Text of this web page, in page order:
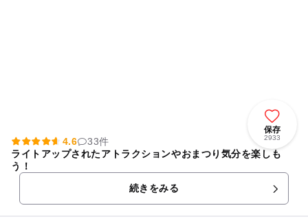
保存
2933
4.6
33件
ライトアップされたアトラクションやおまつり気分を楽しも
う！
続きをみる